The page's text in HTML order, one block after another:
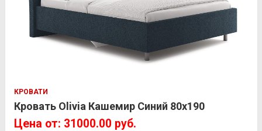
КРОВАТИ
Кровать Olivia Кашемир Синий 80х190
Цена от: 31000.00 руб.